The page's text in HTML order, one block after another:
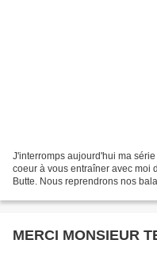
J'interromps aujourd'hui ma
coeur à vous entraîner avec moi
Butte. Nous reprendrons nos
MERCI MONSIEUR